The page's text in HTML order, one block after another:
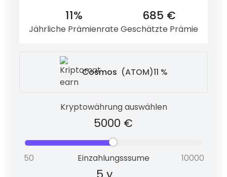
11%
Jährliche Prämienrate
685 €
Geschätzte Prämie
Cosmos (ATOM)11 %
Tezos(XTZ)5.3 %
(ATOM)
Kryptowährung auswählen
Einzahlungsssume